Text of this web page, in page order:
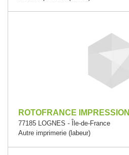
ROTOFRANCE IMPRESSION
77185 LOGNES - Île-de-France
Autre imprimerie (labeur)